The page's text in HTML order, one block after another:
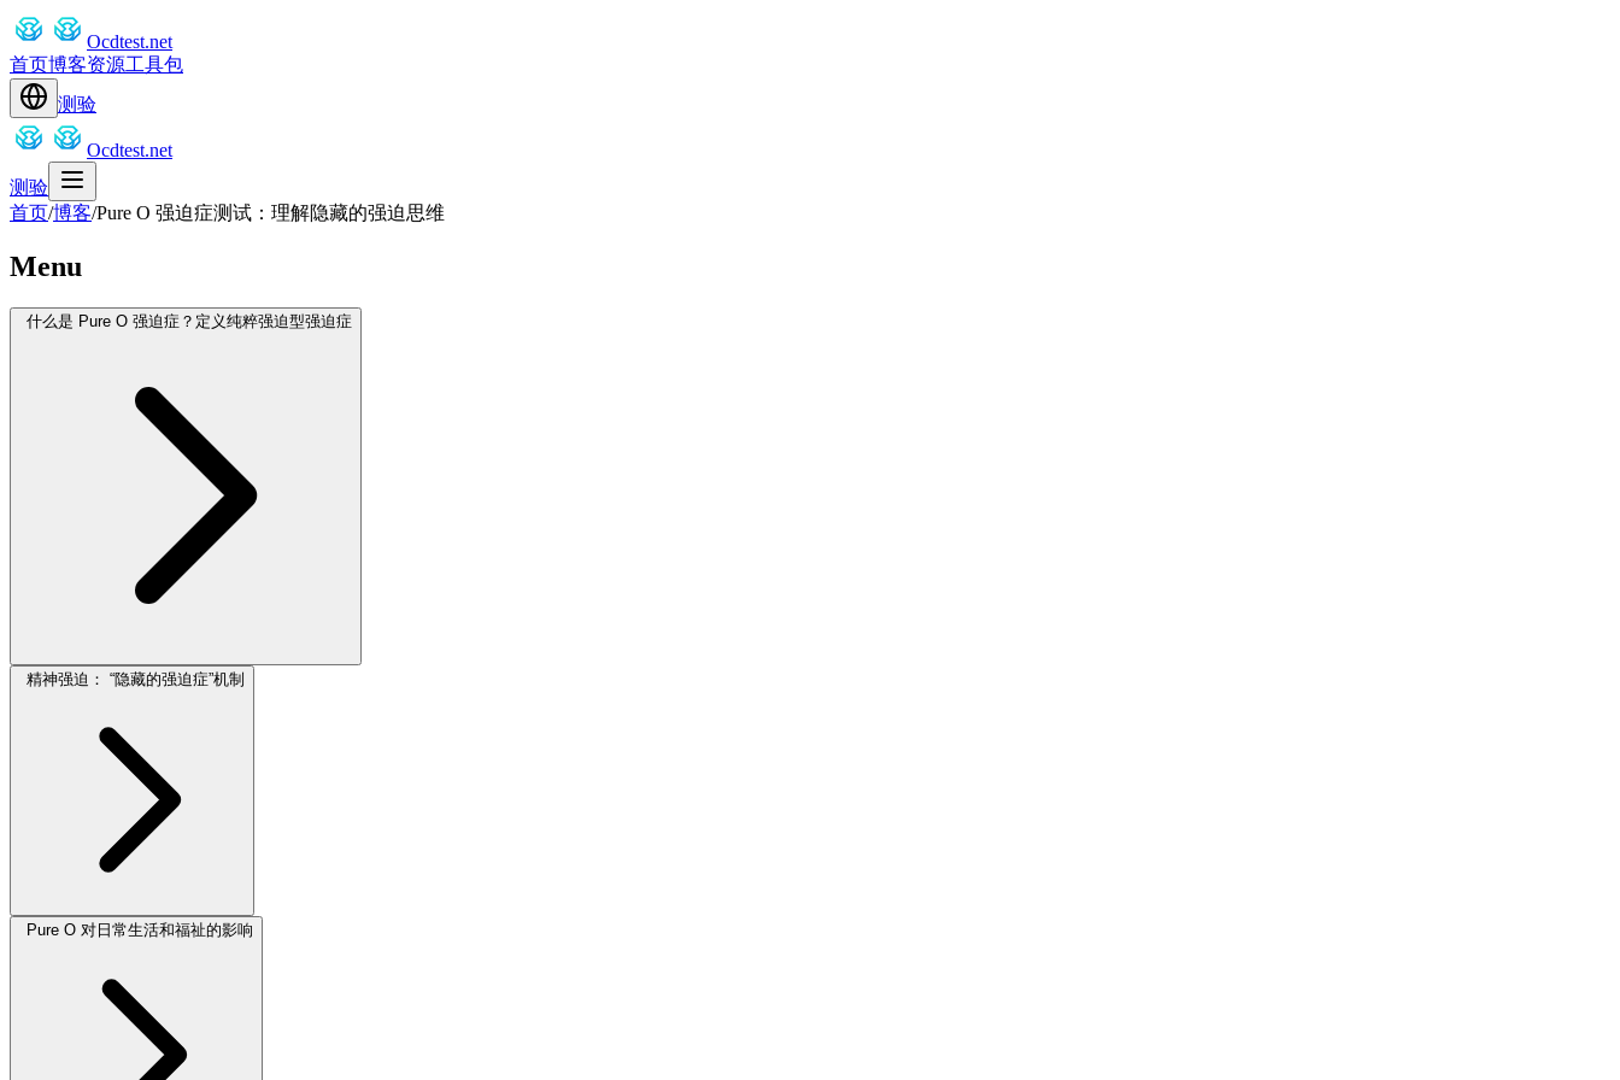
Ocdtest.net
首页博客资源工具包
测验
Ocdtest.net
测验
首页/博客/Pure O 强迫症测试：理解隐藏的强迫思维
Menu
什么是 Pure O 强迫症？定义纯粹强迫型强迫症
精神强迫： “隐藏的强迫症”机制
Pure O 对日常生活和福祉的影响